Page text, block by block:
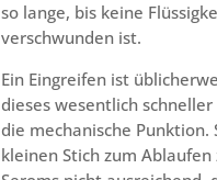
so lange, bis keine
verschwunden ist.
Ein Eingreifen ist
dieses wesentlich
die mechanische
kleinen Stich zum